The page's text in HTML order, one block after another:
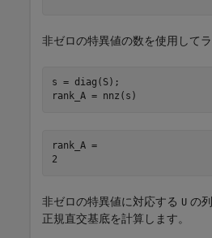
非ゼロの特異値の数を使用して
s = diag(S);
rank_A = nnz(s)
rank_A =
非ゼロの特異値に対応する U の
正規直交基底を計算します。